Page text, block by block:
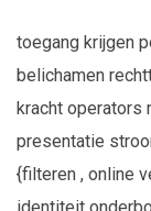
toegang krijgen
belichamen
kracht operators
presentatie
{filteren , online